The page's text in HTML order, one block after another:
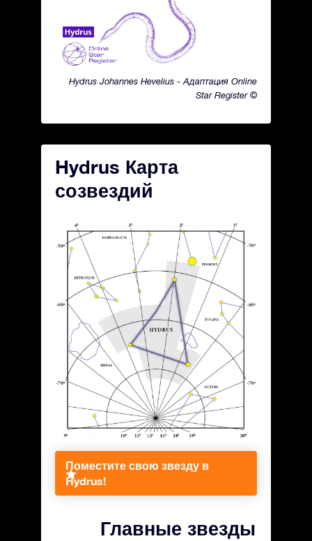
Hydrus Johannes Hevelius - Адаптация Online
Star Register ©
Hydrus Карта
созвездий
Поместите свою звезду в
Hydrus!
Главные звезды